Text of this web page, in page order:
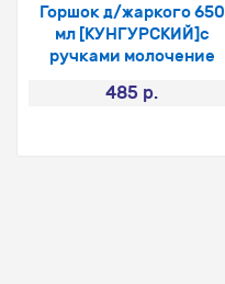
Горшок д/жаркого 650
мл [КУНГУРСКИЙ]с
ручками молочение
485 р.